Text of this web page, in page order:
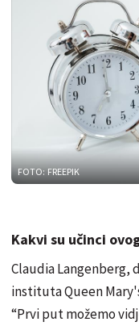
FOTO: FREEPIK
Kakvi su učinci
Claudia Langenberg,
instituta Queen
“Prvi put možemo